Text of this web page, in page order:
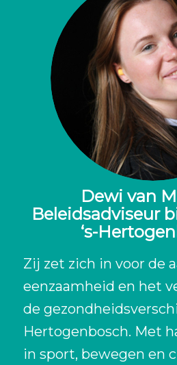
Dewi van
Beleidsadviseur
‘s-
Zij zet zich in voor de
eenzaamheid en het
de
Hertogenbosch. Met
in sport, bewegen en